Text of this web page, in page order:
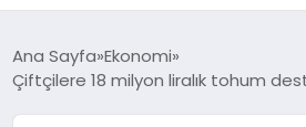
GÜNDEM
Ana Sayfa Ekonomi
Çiftçilere 18 milyon liralık tohum